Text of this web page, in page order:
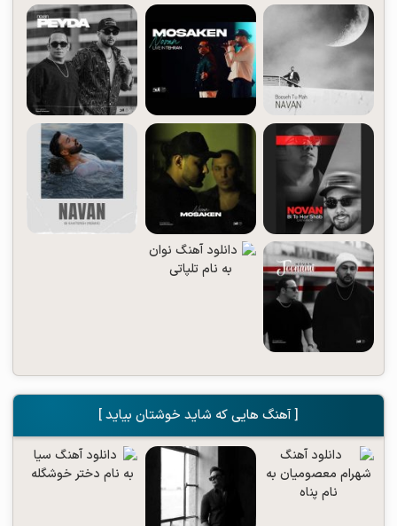
[ آهنگ هایی که شاید خوشتان بیاید ]